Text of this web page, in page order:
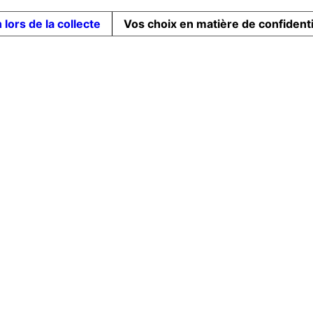
lors de la collecte Vos choix en matière de